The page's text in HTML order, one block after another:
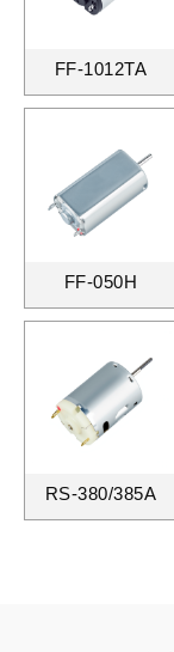
FF-1012TA
FF-050H
RS-380/385A